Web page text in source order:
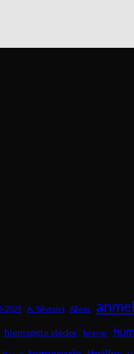
2029 A. Silvestri Aliens
hjemsøgte steder horror